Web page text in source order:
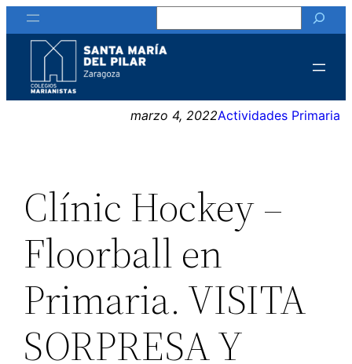
Saltar
al
contenido
marzo 4, 2022Actividades Primaria
Clínic Hockey –
Floorball en
Primaria. VISITA
SORPRESA Y